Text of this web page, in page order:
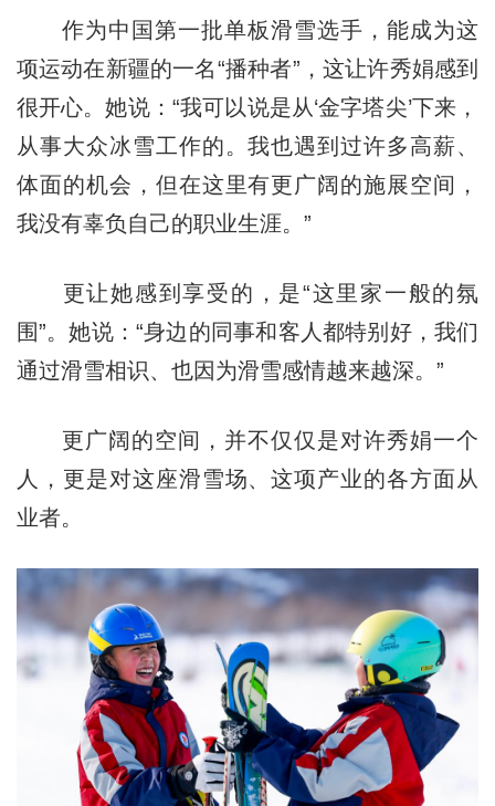
作为中国第一批单板滑雪选手，能成为这
项运动在新疆的一名“播种者”，这让许秀娟感到
很开心。她说：“我可以说是从‘金字塔尖’下来，
从事大众冰雪工作的。我也遇到过许多高薪、
体面的机会，但在这里有更广阔的施展空间，
我没有辜负自己的职业生涯。”
更让她感到享受的，是“这里家一般的氛
围”。她说：“身边的同事和客人都特别好，我们
通过滑雪相识、也因为滑雪感情越来越深。”
更广阔的空间，并不仅仅是对许秀娟一个
人，更是对这座滑雪场、这项产业的各方面从
业者。